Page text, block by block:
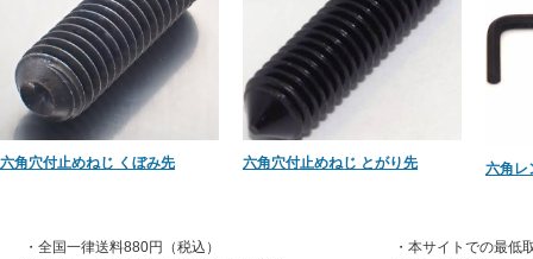
六角穴付止めねじ くぼみ先 六角穴付止めねじ とがり先 六角レ
・全国一律送料880円（税込）
・本サイトでの最低